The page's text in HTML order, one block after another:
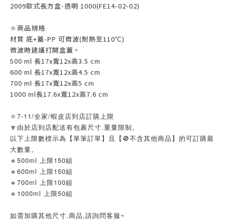
2009歐式長方盒-透明 1000(FE14-02-02)
🔆商品規格
材質 底+蓋-PP 可微波(耐熱至110℃)
微波時建議打開盒蓋。
500 ml 長17x寬12x高3.5 cm
600 ml 長17x寬12x高4.5 cm
700 ml 長17x寬12x高5 cm
1000 ml長17.6x寬12x高7.6 cm
🔆7-11/全家/蝦皮店到店訂購上限
🔽由於店到店配送有包裹尺寸.重量限制。
以下上限數標示為【單筆訂單】且【🚫不含其他商品】的可訂購最
大數量。
🔹500ml 上限150組
🔹600ml 上限150組
🔹700ml 上限100組
🔹1000ml 上限50組
如需加購其他尺寸.商品,請詢問客服~